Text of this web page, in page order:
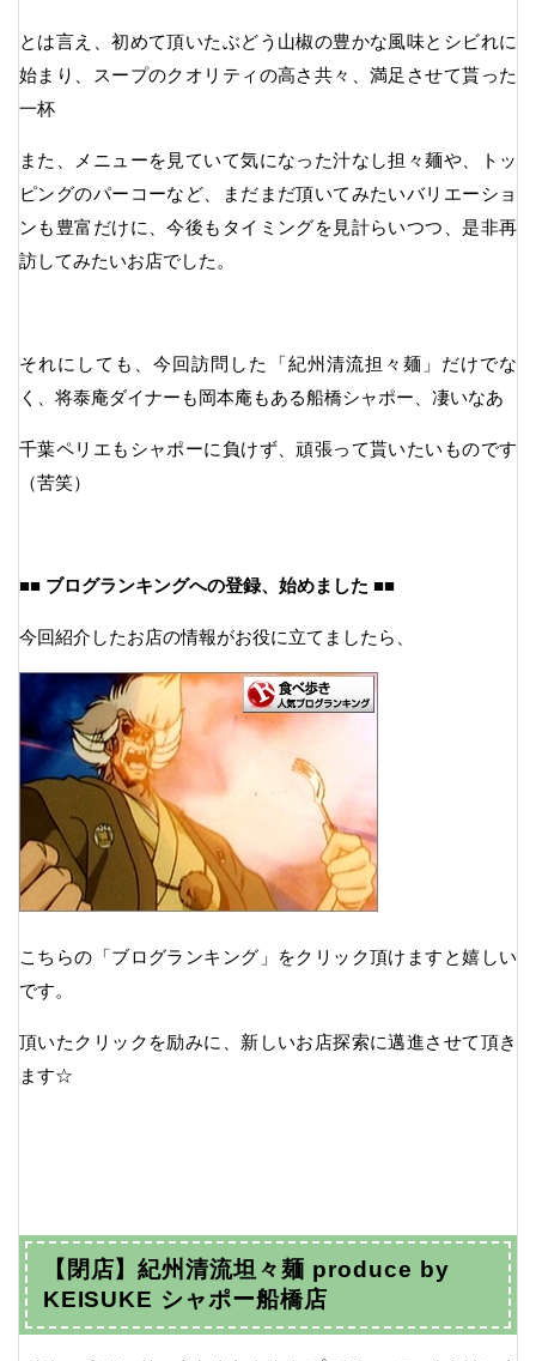
とは言え、初めて頂いたぶどう山椒の豊かな風味とシビれに
始まり、スープのクオリティの高さ共々、満足させて貰った
一杯
また、メニューを見ていて気になった汁なし担々麺や、トッ
ピングのパーコーなど、まだまだ頂いてみたいバリエーショ
ンも豊富だけに、今後もタイミングを見計らいつつ、是非再
訪してみたいお店でした。
それにしても、今回訪問した「紀州清流担々麺」だけでな
く、将泰庵ダイナーも岡本庵もある船橋シャポー、凄いなあ
千葉ペリエもシャポーに負けず、頑張って貰いたいものです
（苦笑）
■■ ブログランキングへの登録、始めました ■■
今回紹介したお店の情報がお役に立てましたら、
こちらの「ブログランキング」をクリック頂けますと嬉しい
です。
頂いたクリックを励みに、新しいお店探索に邁進させて頂き
ます☆
【閉店】紀州清流坦々麺 produce by
KEISUKE シャポー船橋店